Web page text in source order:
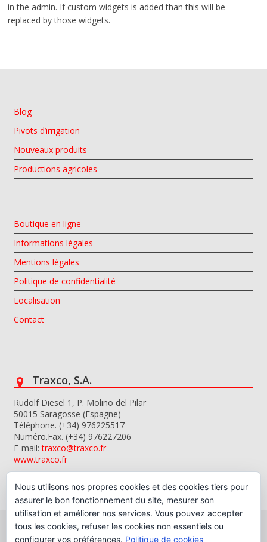
in the admin. If custom widgets is added than this will be
replaced by those widgets.
Blog
Pivots d’irrigation
Nouveaux produits
Productions agricoles
Boutique en ligne
Informations légales
Mentions légales
Politique de confidentialité
Localisation
Contact
Traxco, S.A.
Rudolf Diesel 1, P. Molino del Pilar
50015 Saragosse (Espagne)
Téléphone. (+34) 976225517
Numéro.Fax. (+34) 976227206
E-mail:traxco@traxco.fr
www.traxco.fr
Nous utilisons nos propres cookies et des cookies tiers pour
assurer le bon fonctionnement du site, mesurer son
utilisation et améliorer nos services. Vous pouvez accepter
tous les cookies, refuser les cookies non essentiels ou
configurer vos préférences. Politique de cookies